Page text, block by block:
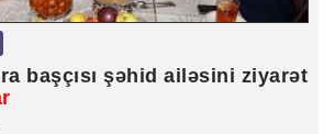
başçısı şəhid ailəsini ziyarət